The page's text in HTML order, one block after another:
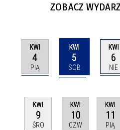
ZOBACZ
KWI
4
PIĄ
KWI
5
SOB
KWI
6
NIE
KWI
9
ŚRO
KWI
10
CZW
KWI
11
PIĄ